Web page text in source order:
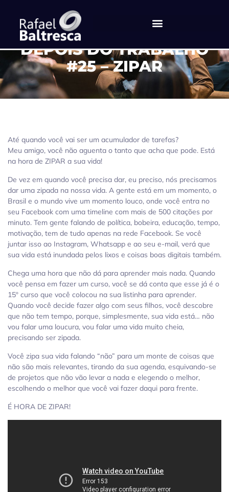
DEPOIS DO TRABALHO
#25 – ZIPAR
Até quando você vai ser um acumulador de tarefas?
Meu amigo, você não aguenta o tanto que acha que pode. Está
na hora de ZIPAR a sua vida!
De vez em quando você precisa dar, eu preciso, nós precisamos
dar uma zipada na nossa vida. A gente está em um momento, o
Brasil e o mundo vive um momento louco, onde você entra no
seu Facebook com uma timeline com mais de 500 citações por
minuto. Tem gente falando de política, bobeira, educação, tempo,
motivação, tem de tudo apenas na rede Facebook. Se você
juntar isso ao Instagram, Whatsapp e ao seu e-mail, verá que
sua vida está inundada pelos lixos e coisas boas digitais também.
Chega uma hora que não dá para aprender mais nada. Quando
você pensa em fazer um curso, você se dá conta que esse já é o
15º curso que você colocou na sua listinha para aprender.
Quando você decide fazer algo com seus filhos, você descobre
que não tem tempo, porque, simplesmente, sua vida está… não
vou falar uma loucura, vou falar uma vida muito cheia,
precisando ser zipada.
Você zipa sua vida falando “não” para um monte de coisas que
não são mais relevantes, tirando da sua agenda, esquivando-se
de projetos que não vão levar a nada e elegendo o melhor,
escolhendo o melhor que você vai fazer daqui para frente.
É HORA DE ZIPAR!